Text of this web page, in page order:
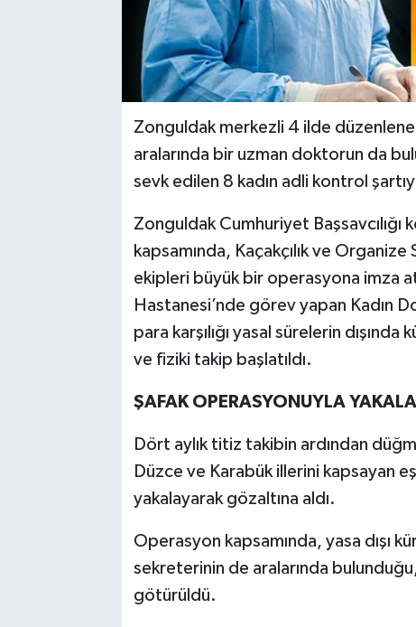
Zonguldak merkezli 4 ilde
aralarında bir uzman doktorun da
sevk edilen 8 kadın adli kontrol
Zonguldak Cumhuriyet
kapsamında, Kaçakçılık ve
ekipleri büyük bir operasyona imza
Hastanesi’nde görev yapan Kadın
para karşılığı yasal sürelerin
ve fiziki takip başlatıldı.
ŞAFAK OPERASYONUYLA
Dört aylık titiz takibin ardından
Düzce ve Karabük illerini kapsayan
yakalayarak gözaltına aldı.
Operasyon kapsamında, yasa dışı
sekreterinin de aralarında
götürüldü.